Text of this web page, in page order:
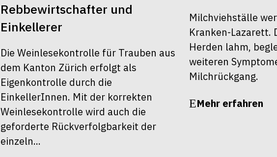
Rebbewirtschafter und
Einkellerer
Die Weinlesekontrolle für Trauben aus
dem Kanton Zürich erfolgt als
Eigenkontrolle durch die
EinkellerInnen. Mit der korrekten
Weinlesekontrolle wird auch die
geforderte Rückverfolgbarkeit der
einzeln...
Milchviehställe
Kranken-Lazarett.
Herden lahm,
weiteren
Milchrückgang.
Mehr erfahren